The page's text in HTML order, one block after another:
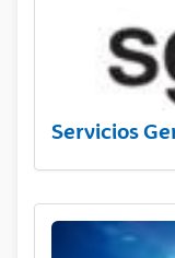
Servicios